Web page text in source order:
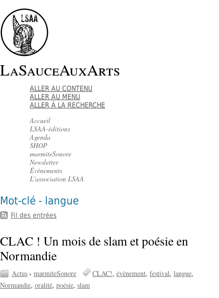
LaSauceAuxArts
ALLER AU CONTENU
ALLER AU MENU
ALLER À LA RECHERCHE
Accueil
LSAA-éditions
Agenda
SHOP
marmiteSonore
Newsletter
Évènements
L'association LSAA
Mot-clé - langue
Fil des entrées
CLAC ! Un mois de slam et poésie en
Normandie
Actus › marmiteSonore CLAC! évènement festival langue
Normandie oralité poésie slam